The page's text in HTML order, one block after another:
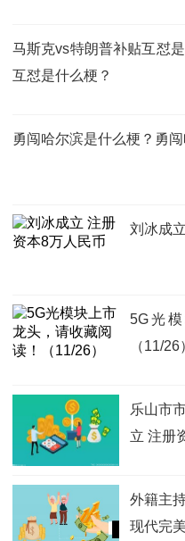
马斯克vs特朗普补贴互怼
互怼是什么梗？
勇闯哈尔滨是什么梗？勇
刘冰成
5G光
（11/26
乐山市
立 注册
外籍主
现代完